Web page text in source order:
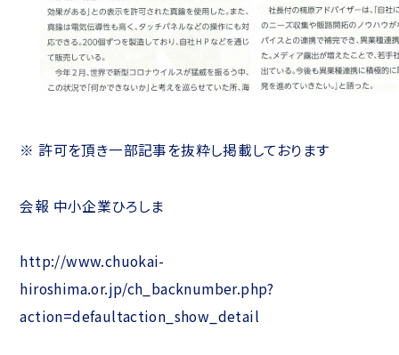
※ 許可を頂き一部記事を抜粋し掲載しております
会報 中小企業ひろしま
http://www.chuokai-
hiroshima.or.jp/ch_backnumber.php?
action=defaultaction_show_detail